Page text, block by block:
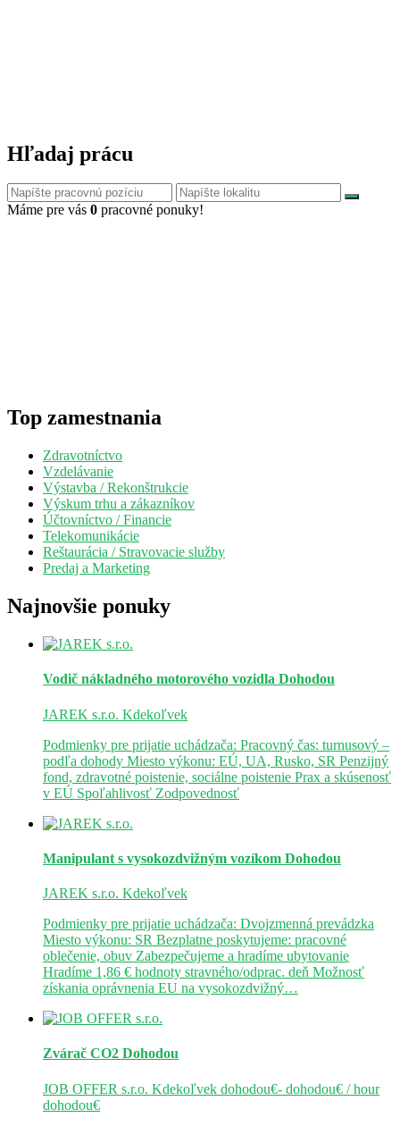
Hľadaj prácu
Máme pre vás 0 pracovné ponuky!
Top zamestnania
Zdravotníctvo
Vzdelávanie
Výstavba / Rekonštrukcie
Výskum trhu a zákazníkov
Účtovníctvo / Financie
Telekomunikácie
Reštaurácia / Stravovacie služby
Predaj a Marketing
Najnovšie ponuky
Vodič nákladného motorového vozidla Dohodou
JAREK s.r.o. Kdekoľvek
Podmienky pre prijatie uchádzača: Pracovný čas: turnusový –
podľa dohody Miesto výkonu: EÚ, UA, Rusko, SR Penzijný
fond, zdravotné poistenie, sociálne poistenie Prax a skúsenosť
v EÚ Spoľahlivosť Zodpovednosť
Manipulant s vysokozdvižným vozíkom Dohodou
JAREK s.r.o. Kdekoľvek
Podmienky pre prijatie uchádzača: Dvojzmenná prevádzka
Miesto výkonu: SR Bezplatne poskytujeme: pracovné
oblečenie, obuv Zabezpečujeme a hradíme ubytovanie
Hradíme 1,86 € hodnoty stravného/odprac. deň Možnosť
získania oprávnenia EU na vysokozdvižný…
Zvárač CO2 Dohodou
JOB OFFER s.r.o. Kdekoľvek dohodou€- dohodou€ / hour
dohodou€